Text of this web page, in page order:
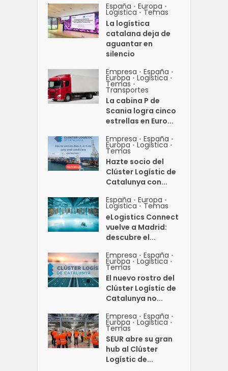
España • Europa •
Logistica • Temas
La logística
catalana deja de
aguantar en
silencio
Empresa • España •
Europa • Logistica •
Temas •
Transportes
La cabina P de
Scania logra cinco
estrellas en Euro...
Empresa • España •
Europa • Logistica •
Temas
Hazte socio del
Clúster Logístic de
Catalunya con...
España • Europa •
Logistica • Temas
eLogistics Connect
vuelve a Madrid:
descubre el...
Empresa • España •
Europa • Logistica •
Temas
El nuevo rostro del
Clúster Logístic de
Catalunya no...
Empresa • España •
Europa • Logistica •
Temas
SEUR abre su gran
hub al Clúster
Logístic de...